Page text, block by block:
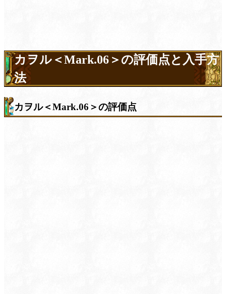
カヲル＜Mark.06＞の評価点と入手方
法
カヲル＜Mark.06＞の評価点